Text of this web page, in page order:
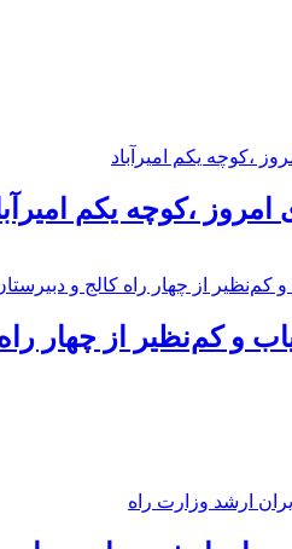
امروز ،کوچه یکم
و کم‌نظیر از چهار راه